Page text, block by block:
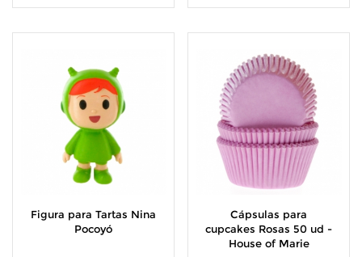
Figura para Tartas Nina
Pocoyó
Cápsulas para
cupcakes Rosas 50 ud -
House of Marie